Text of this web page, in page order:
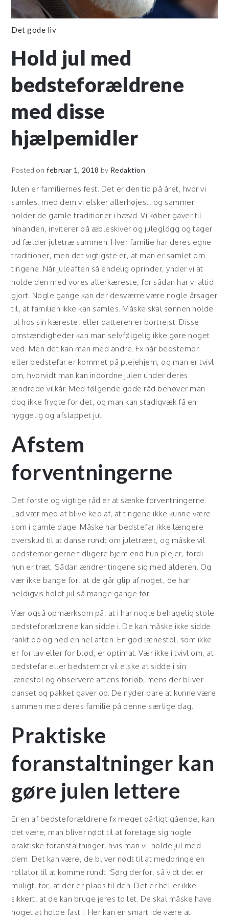
Det gode liv
Hold jul med
bedsteforældrene
med disse
hjælpemidler
Posted onfebruar 1, 2018 by Redaktion
Julen er familiernes fest. Det er den tid på året, hvor vi
samles, med dem vi elsker allerhøjest, og sammen
holder de gamle traditioner i hævd. Vi køber gaver til
hinanden, inviterer på æbleskiver og juleglögg og tager
ud fælder juletræ sammen. Hver familie har deres egne
traditioner, men det vigtigste er, at man er samlet om
tingene. Når juleaften så endelig oprinder, ynder vi at
holde den med vores allerkæreste, for sådan har vi altid
gjort. Nogle gange kan der desværre være nogle årsager
til, at familien ikke kan samles. Måske skal sønnen holde
jul hos sin kæreste, eller datteren er bortrejst. Disse
omstændigheder kan man selvfølgelig ikke gøre noget
ved. Men det kan man med andre. Fx når bedstemor
eller bedstefar er kommet på plejehjem, og man er tvivl
om, hvorvidt man kan indordne julen under deres
ændrede vilkår. Med følgende gode råd behøver man
dog ikke frygte for det, og man kan stadigvæk få en
hyggelig og afslappet jul
Afstem
forventningerne
Det første og vigtige råd er at sænke forventningerne.
Lad vær med at blive ked af, at tingene ikke kunne være
som i gamle dage. Måske har bedstefar ikke længere
overskud til at danse rundt om juletræet, og måske vil
bedstemor gerne tidligere hjem end hun plejer, fordi
hun er træt. Sådan ændrer tingene sig med alderen. Og
vær ikke bange for, at de går glip af noget, de har
heldigvis holdt jul så mange gange før.
Vær også opmærksom på, at i har nogle behagelig stole
bedsteforældrene kan sidde i. De kan måske ikke sidde
rankt op og ned en hel aften. En god lænestol, som ikke
er for lav eller for blød, er optimal. Vær ikke i tvivl om, at
bedstefar eller bedstemor vil elske at sidde i sin
lænestol og observere aftens forløb, mens der bliver
danset og pakket gaver op. De nyder bare at kunne være
sammen med deres familie på denne særlige dag.
Praktiske
foranstaltninger kan
gøre julen lettere
Er en af bedsteforældrene fx meget dårligt gående, kan
det være, man bliver nødt til at foretage sig nogle
praktiske foranstaltninger, hvis man vil holde jul med
dem. Det kan være, de bliver nødt til at medbringe en
rollator til at komme rundt. Sørg derfor, så vidt det er
muligt, for, at der er plads til den. Det er heller ikke
sikkert, at de kan bruge jeres toilet. De skal måske have
noget at holde fast i. Her kan en smart ide være at